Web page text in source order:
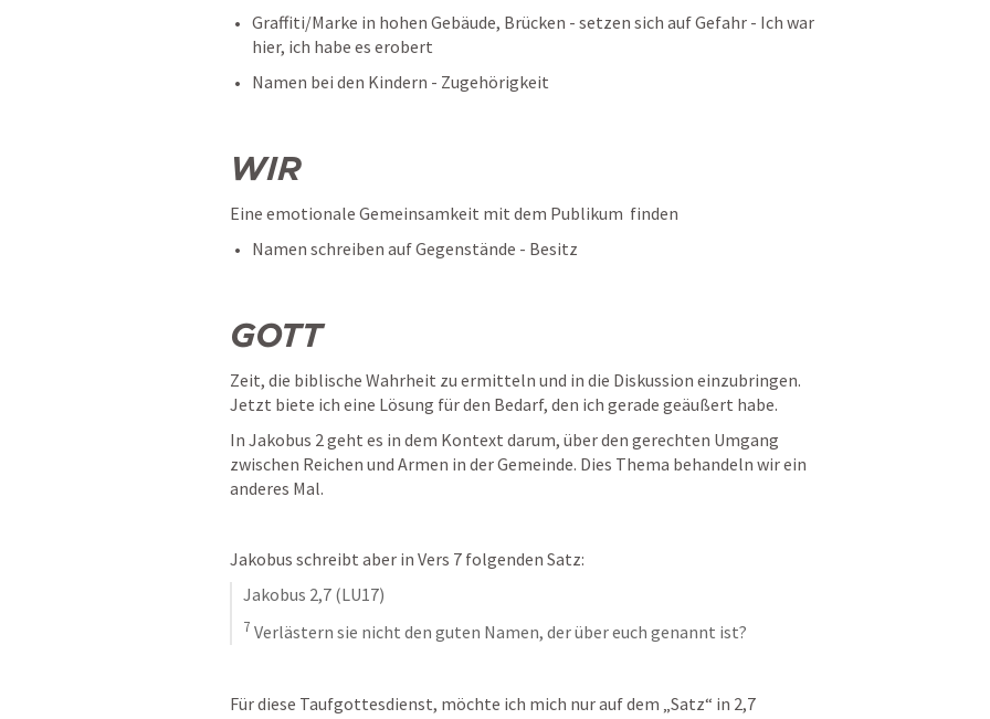
Graffiti/Marke in hohen Gebäude, Brücken - setzen sich auf Gefahr - Ich war
hier, ich habe es erobert
Namen bei den Kindern - Zugehörigkeit
WIR
Eine emotionale Gemeinsamkeit mit dem Publikum  finden
Namen schreiben auf Gegenstände - Besitz
GOTT
Zeit, die biblische Wahrheit zu ermitteln und in die Diskussion einzubringen.
Jetzt biete ich eine Lösung für den Bedarf, den ich gerade geäußert habe.
In Jakobus 2 geht es in dem Kontext darum, über den gerechten Umgang
zwischen Reichen und Armen in der Gemeinde. Dies Thema behandeln wir ein
anderes Mal.
Jakobus schreibt aber in Vers 7 folgenden Satz:
Jakobus 2,7 (LU17)
7 Verlästern sie nicht den guten Namen, der über euch genannt ist?
Für diese Taufgottesdienst, möchte ich mich nur auf dem „Satz“ in 2,7